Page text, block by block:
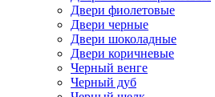
Двери фиолетовые
Двери черные
Двери шоколадные
Двери коричневые
Черный венге
Черный дуб